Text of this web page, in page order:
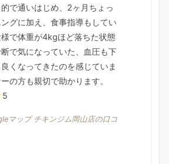
で通いはじめ、2ヶ月ちょっ
グに加え、食事指導もしてい
で体重が4kgほど落ちた状態
で気になっていた、血圧も下
くなってきたのを感じていま
の方も親切で助かります。
5
マップ チキンジム岡山店の口コ